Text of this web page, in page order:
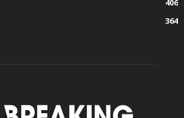
406
364